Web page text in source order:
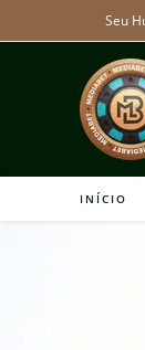
para
Seu
INÍCIO